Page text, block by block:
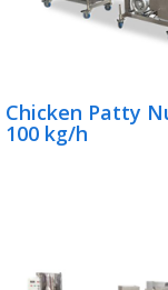
Chicken Patty
100 kg/h